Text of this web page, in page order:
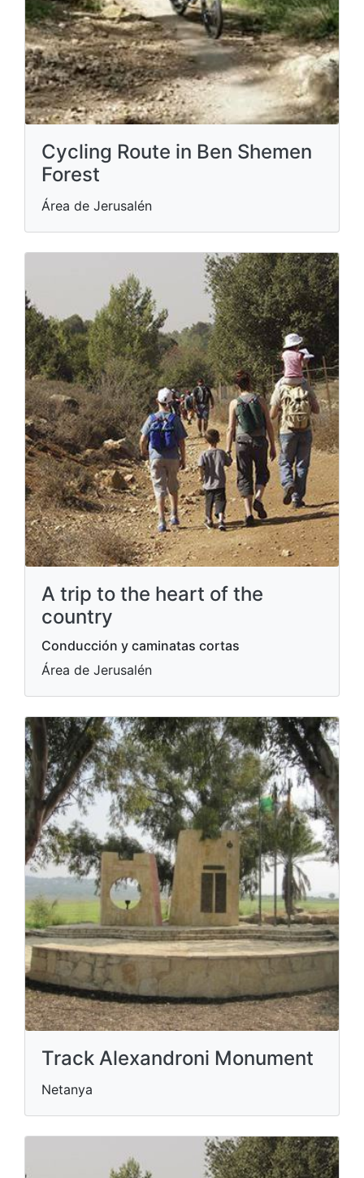
Cycling Route in Ben Shemen
Forest
Área de Jerusalén
A trip to the heart of the
country
Conducción y caminatas cortas
Área de Jerusalén
Track Alexandroni Monument
Netanya